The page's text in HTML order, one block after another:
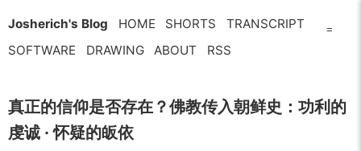
Josherich's Blog HOME SHORTS
TRANSCRIPT
SOFTWARE
DRAWING ABOUT RSS
真正的信仰是否存在？佛教传入朝鲜史：功利的
虔诚 · 怀疑的皈依
=